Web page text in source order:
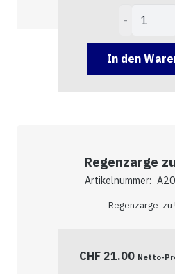
Regendach
AP
AZK
In den
Regenzarge
Artikelnummer:
Regenzarge zu
CHF21.00 Netto-